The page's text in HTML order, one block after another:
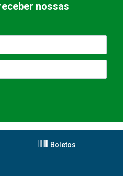
nossas
Boletos